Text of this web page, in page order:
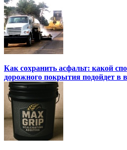
Как сохранить асфальт: какой
дорожного покрытия подойдет в